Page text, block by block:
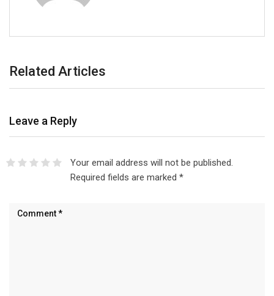
Related Articles
Leave a Reply
Your email address will not be published.
Required fields are marked *